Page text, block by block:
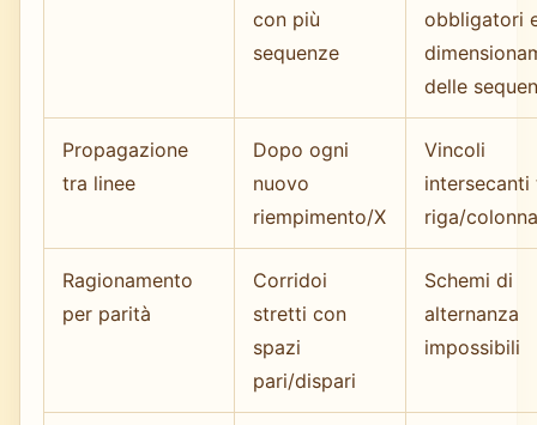
con più
sequenze
obbligatori
delle
Propagazione
tra linee
Dopo ogni
nuovo
riempimento/X
Vincoli
intersecanti
riga/
Ragionamento
per parità
Corridoi
stretti con
spazi
pari/dispari
Schemi di
alternanza
impossibili